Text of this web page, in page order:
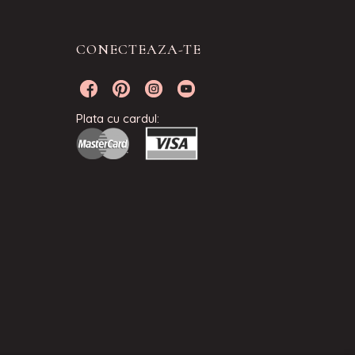
CONECTEAZA-TE
Plata cu cardul: